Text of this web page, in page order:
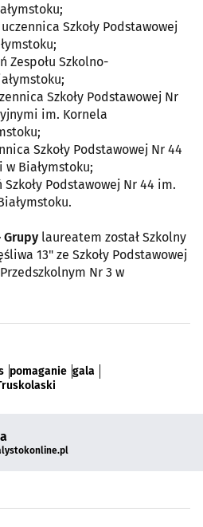
Szkoły Podstawowej
Zespołu Szkolno-
Szkoły Podstawowej Nr
im. Kornela
Szkoły Podstawowej Nr 44
w Białymstoku;
Podstawowej Nr 44 im.
Grupy laureatem został Szkolny
13" ze Szkoły Podstawowej
Nr 3 w
pomaganie gala